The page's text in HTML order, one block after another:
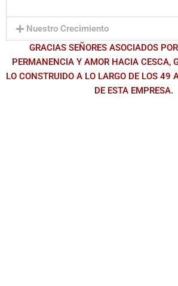
Nuestro Crecimiento
GRACIAS SEÑORES ASOCIADOS
PERMANENCIA Y AMOR HACIA CESCA,
LO CONSTRUIDO A LO LARGO DE LOS 49
DE ESTA EMPRESA.